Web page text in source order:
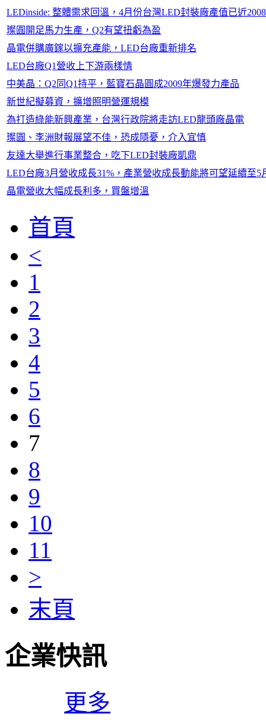
LEDinside: 整體需求回溫，4月份台灣LED封裝廠產值已近
璨圓開足馬力生產，Q2有望扭虧為盈
晶電併購廣鎵以擴充產能，LED台廠重新排名
LED台廠Q1營收上下游兩樣情
中美晶：Q2同Q1持平，藍寶石晶圓成2009年爆發力產品
新世紀擬募資，擴增照明營運規模
為打造綠能新興產業，台灣行政院將走訪LED龍頭廠晶電
璨圓、李洲財報展望不佳，恐成隱憂，介入宜慎
友達大舉進行事業整合，吃下LED封裝廠凱鼎
LED台廠3月營收成長31%，產業營收成長動能將可望延續至5
晶電營收大幅成長利多，買盤增溫
首頁
<
1
2
3
4
5
6
7
8
9
10
11
>
末頁
企業快訊
更多